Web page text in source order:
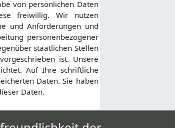
von persönlichen Daten
freiwillig. Wir nutzen
und Anforderungen und
personenbezogener
staatlichen Stellen
ist. Unsere
Auf Ihre schriftliche
Daten. Sie haben
Daten.
der Europäischen